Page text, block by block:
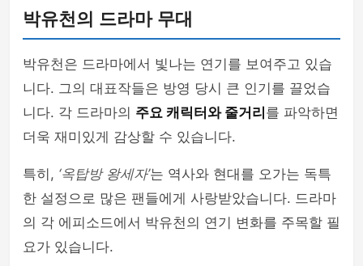
박유천의 드라마 무대
박유천은 드라마에서 빛나는 연기를 보여주고 있습
니다. 그의 대표작들은 방영 당시 큰 인기를 끌었습
니다. 각 드라마의 주요 캐릭터와 줄거리 를 파악하면
더욱 재미있게 감상할 수 있습니다.
특히, ‘옥탑방 왕세자’는 역사와 현대를 오가는 독특
한 설정으로 많은 팬들에게 사랑받았습니다. 드라마
의 각 에피소드에서 박유천의 연기 변화를 주목할 필
요가 있습니다.